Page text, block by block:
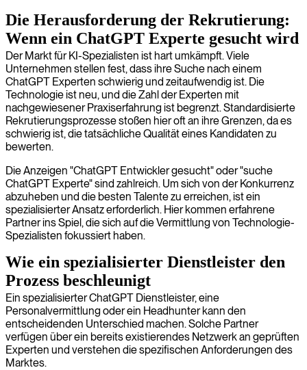
Die Herausforderung der Rekrutierung:
Wenn ein ChatGPT Experte gesucht wird
Der Markt für KI-Spezialisten ist hart umkämpft. Viele
Unternehmen stellen fest, dass ihre Suche nach einem
ChatGPT Experten schwierig und zeitaufwendig ist. Die
Technologie ist neu, und die Zahl der Experten mit
nachgewiesener Praxiserfahrung ist begrenzt. Standardisierte
Rekrutierungsprozesse stoßen hier oft an ihre Grenzen, da es
schwierig ist, die tatsächliche Qualität eines Kandidaten zu
bewerten.
Die Anzeigen "ChatGPT Entwickler gesucht" oder "suche
ChatGPT Experte" sind zahlreich. Um sich von der Konkurrenz
abzuheben und die besten Talente zu erreichen, ist ein
spezialisierter Ansatz erforderlich. Hier kommen erfahrene
Partner ins Spiel, die sich auf die Vermittlung von Technologie-
Spezialisten fokussiert haben.
Wie ein spezialisierter Dienstleister den
Prozess beschleunigt
Ein spezialisierter ChatGPT Dienstleister, eine
Personalvermittlung oder ein Headhunter kann den
entscheidenden Unterschied machen. Solche Partner
verfügen über ein bereits existierendes Netzwerk an geprüften
Experten und verstehen die spezifischen Anforderungen des
Marktes.